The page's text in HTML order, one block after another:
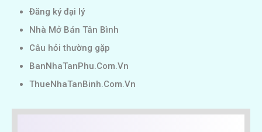
Đăng ký đại lý
Nhà Mở Bán Tân Bình
Câu hỏi thường gặp
BanNhaTanPhu.Com.Vn
ThueNhaTanBinh.Com.Vn